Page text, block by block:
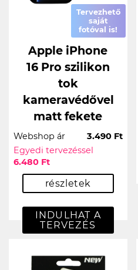
Tervezhető
saját
fotóval is!
Apple iPhone
16 Pro szilikon
tok
kameravédővel
matt fekete
Webshop ár
3.490 Ft
Egyedi tervezéssel
6.480 Ft
részletek
INDULHAT A
TERVEZÉS